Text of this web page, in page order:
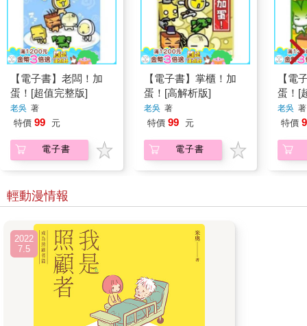
【電子書】老闆！加
蛋！[超值完整版]
老吳 著
特價 99 元
電子書
【電子書】掌櫃！加
蛋！[高解析版]
老吳 著
特價 99 元
電子書
【電
蛋！[
老吳 著
特價
輕動漫情報
2022
7.5